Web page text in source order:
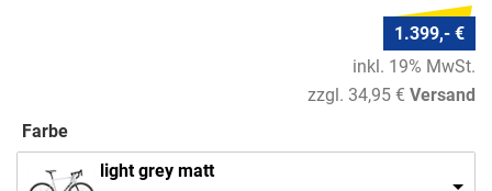
1.399,- €
inkl. 19% MwSt.
zzgl. 34,95 € Versand
Farbe
light grey matt